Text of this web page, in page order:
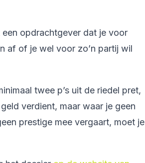
opdrachtgever dat je voor
af of je wel voor zo’n partij wil
twee p’s uit de riedel pret,
verdient, maar waar je geen
prestige mee vergaart, moet je